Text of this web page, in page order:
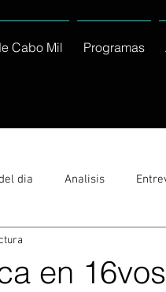
Cabo Mil Programas
dia Analisis
del día
en